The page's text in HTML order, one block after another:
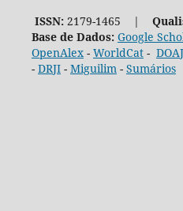
ISSN:2179-1465 |
Base de Dados: Google
OpenAlex- WorldCat- DOAJ
- DRJI- Miguilim- Sumários